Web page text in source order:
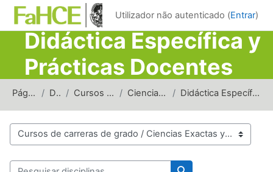
Ir para o conteúdo principal
Utilizador não autenticado (Entrar)
Didáctica Específica y
Prácticas Docentes
en Matemática
Página principal Disciplinas Cursos de carreras de grado Ciencias Exactas y Naturales Didáctica Específica y Prácticas Docentes en Matem...
Categorias de disciplinas
Pesquisar disciplinas